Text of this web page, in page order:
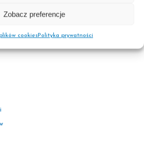
Zobacz preferencje
cookiesPolityka prywatności